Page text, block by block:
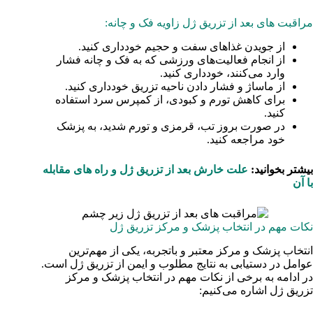
مراقبت های بعد از تزریق ژل زاویه فک و چانه:
از جویدن غذاهای سفت و حجیم خودداری کنید.
از انجام فعالیت‌های ورزشی که به فک و چانه فشار
وارد می‌کنند، خودداری کنید.
از ماساژ و فشار دادن ناحیه تزریق خودداری کنید.
برای کاهش تورم و کبودی، از کمپرس سرد استفاده
کنید.
در صورت بروز تب، قرمزی و تورم شدید، به پزشک
خود مراجعه کنید.
بیشتر بخوانید: علت خارش بعد از تزریق ژل و راه های مقابله
با آن
نکات مهم در انتخاب پزشک و مرکز تزریق ژل
انتخاب پزشک و مرکز معتبر و باتجربه، یکی از مهم‌ترین
عوامل در دستیابی به نتایج مطلوب و ایمن از تزریق ژل است.
در ادامه به برخی از نکات مهم در انتخاب پزشک و مرکز
تزریق ژل اشاره می‌کنیم: